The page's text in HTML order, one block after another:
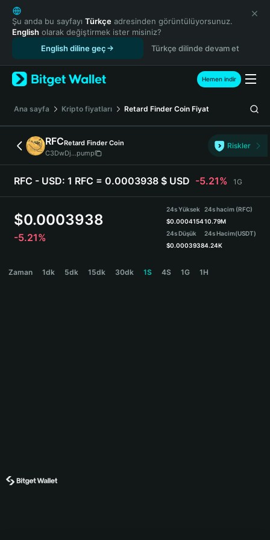
English
日本語
Tiếng Việt
Español (Latinoamérica)
Türkçe
Français
Deutsch
简体中文
繁體中文
Português (Portugal)
Bahasa Indonesia
ภาษาไทย
Español
Español (Argentina)
Şu anda bu sayfayı Türkçe adresinden görüntülüyorsunuz.
English olarak değiştirmek ister misiniz?
English diline geç
Türkçe dilinde devam et
Hemen indir
Ana sayfa Kripto fiyatları Retard Finder Coin Fiyat
RFCRetard Finder Coin
C3DwDj...pump
Riskler
RFC - USD: 1 RFC = 0.0003938 $ USD -5.21% 1G
$0.0003938
-5.21%
24s Yüksek
$0.0004154
24s Düşük
$0.0003938
24s hacim (RFC)
10.79M
24s Hacim(USDT)
4.24K
Zaman 1dk 5dk 15dk 30dk 1S 4S 1G 1H